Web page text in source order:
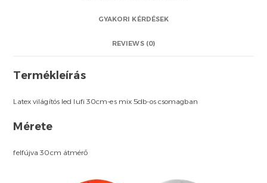
GYAKORI KÉRDÉSEK
REVIEWS (0)
Termékleírás
Latex világítós led lufi 30cm-es mix 5db-os csomagban
Mérete
felfújva 30cm átmérő